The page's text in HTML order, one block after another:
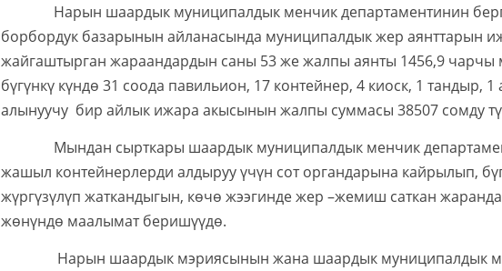
Нарын шаардык муниципалдык менчик департаментинин
борбордук базарынын айланасында муниципалдык жер аянттарын
жайгаштырган жараандардын саны 53 же жалпы аянты 1456,9 чарчы
бүгүнкү күндө 31 соода павильион, 17 контейнер, 4 киоск, 1 тандыр,
алынуучу бир айлык ижара акысынын жалпы суммасы 38507 сомду
Мындан сырткары шаардык муниципалдык менчик
жашыл контейнерлерди алдыруу үчүн сот органдарына кайрылып,
жүргүзүлүп жаткандыгын, көчө жээгинде жер –жемиш саткан
жөнүндө маалымат беришүүдө.
Нарын шаардык мэриясынын жана шаардык муниципалдык